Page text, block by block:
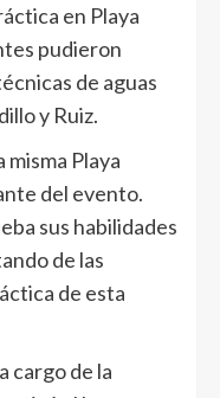
en Playa
pudieron
de aguas
y Ruiz.
Playa
del evento.
sus habilidades
de las
de esta
cargo de la